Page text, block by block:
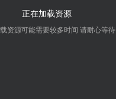
正在加载资源
资源可能需要较多时间 请耐心等待